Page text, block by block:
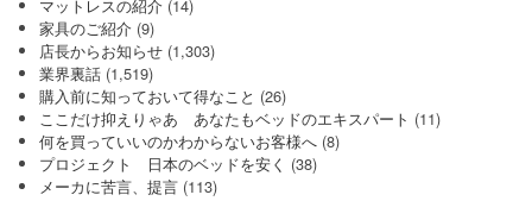
マットレスの紹介 (14)
家具のご紹介 (9)
店長からお知らせ (1,303)
業界裏話 (1,519)
購入前に知っておいて得なこと (26)
ここだけ抑えりゃあ あなたもベッドのエキスパート (11)
何を買っていいのかわからないお客様へ (8)
プロジェクト 日本のベッドを安く (38)
メーカに苦言、提言 (113)